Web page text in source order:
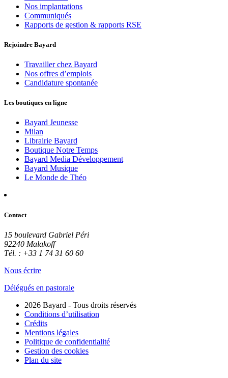
Nos implantations
Communiqués
Rapports de gestion & rapports RSE
Rejoindre Bayard
Travailler chez Bayard
Nos offres d’emplois
Candidature spontanée
Les boutiques en ligne
Bayard Jeunesse
Milan
Librairie Bayard
Boutique Notre Temps
Bayard Media Développement
Bayard Musique
Le Monde de Théo
Contact
15 boulevard Gabriel Péri
92240 Malakoff
Tél. : +33 1 74 31 60 60
Nous écrire
Délégués en pastorale
2026 Bayard - Tous droits réservés
Conditions d’utilisation
Crédits
Mentions légales
Politique de confidentialité
Gestion des cookies
Plan du site